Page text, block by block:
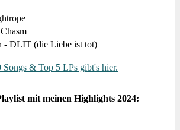
- DLIT (die Liebe ist tot)
& Top 5 LPs gibt's hier.
mit meinen Highlights 2024: